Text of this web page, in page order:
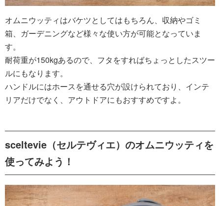
オムニウッティはバケツとしてはもちろん、収納やゴミ
箱、ガーデニングなど様々な使い方が可能となっていま
す。
耐荷重が150kgあるので、フタをすればちょっとしたスツー
ルにもなります。
ハンドルにはホースを通せる穴が設けられており、インテ
リアだけでなく、アウトドアにもおすすめですよ。
sceltevie（セルテヴィエ）のオムニウッティを
使ってみよう！